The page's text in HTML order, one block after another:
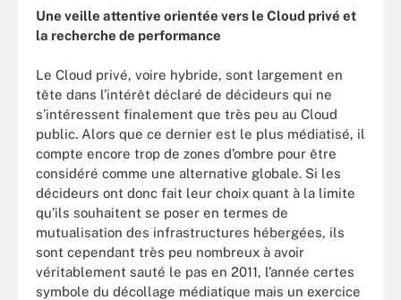
Une veille attentive orientée vers le Cloud privé et
la recherche de performance
Le Cloud privé, voire hybride, sont largement en
tête dans l’intérêt déclaré de décideurs qui ne
s’intéressent finalement que très peu au Cloud
public. Alors que ce dernier est le plus médiatisé, il
compte encore trop de zones d’ombre pour être
considéré comme une alternative globale. Si les
décideurs ont donc fait leur choix quant à la limite
qu’ils souhaitent se poser en termes de
mutualisation des infrastructures hébergées, ils
sont cependant très peu nombreux à avoir
véritablement sauté le pas en 2011, l’année certes
symbole du décollage médiatique mais un exercice